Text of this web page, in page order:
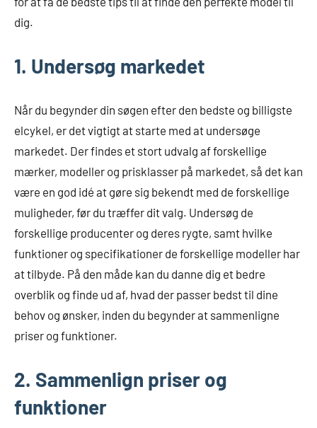
dig.
1. Undersøg markedet
Når du begynder din søgen efter den bedste og billigste
elcykel, er det vigtigt at starte med at undersøge
markedet. Der findes et stort udvalg af forskellige
mærker, modeller og prisklasser på markedet, så det kan
være en god idé at gøre sig bekendt med de forskellige
muligheder, før du træffer dit valg. Undersøg de
forskellige producenter og deres rygte, samt hvilke
funktioner og specifikationer de forskellige modeller har
at tilbyde. På den måde kan du danne dig et bedre
overblik og finde ud af, hvad der passer bedst til dine
behov og ønsker, inden du begynder at sammenligne
priser og funktioner.
2. Sammenlign priser og
funktioner